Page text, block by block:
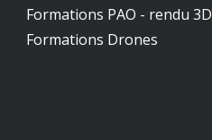
Formations PAO - rendu 3D
Formations Drones